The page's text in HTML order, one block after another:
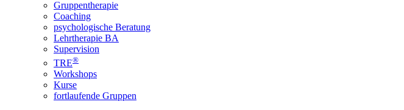
Gruppentherapie
Coaching
psychologische Beratung
Lehrtherapie BA
Supervision
TRE®
Workshops
Kurse
fortlaufende Gruppen